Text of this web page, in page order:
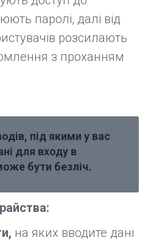
паролі, далі від
розсилають
з проханням
під якими у вас
для входу в
бути безліч.
на яких вводите дані